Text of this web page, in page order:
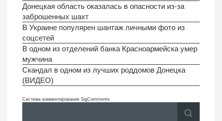
Донецкая область оказалась в опасности из-за
заброшенных шахт
В Украине популярен шантаж личными фото из
соцсетей
В одном из отделений банка Красноармейска умер
мужчина
Скандал в одном из лучших роддомов Донецка
(ВИДЕО)
Система комментирования SigComments